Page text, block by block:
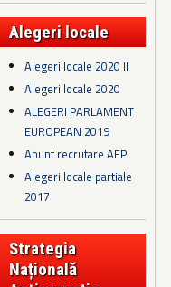
Alegeri locale
Alegeri locale 2020 II
Alegeri locale 2020
ALEGERI PARLAMENT
EUROPEAN 2019
Anunt recrutare AEP
Alegeri locale partiale
2017
Strategia
Națională